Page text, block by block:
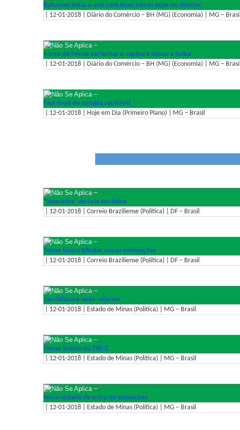
Bahamas inicia o ano com duas novas lojas no interior
| 12-01-2018 | Diário do Comércio – BH (MG) (Economia) | MG – Brasil
–
Forno de Minas vai fechar o capital e deixar a bolsa
| 12-01-2018 | Diário do Comércio – BH (MG) (Economia) | MG – Brasil
–
Fast-food de comida saudável
| 12-01-2018 | Hoje em Dia (Primeiro Plano) | MG – Brasil
–
"Vaquinha" de Lula em baixa
| 12-01-2018 | Correio Braziliense (Política) | DF – Brasil
–
Temer busca blindar novas nomeações
| 12-01-2018 | Correio Braziliense (Política) | DF – Brasil
–
Candidatura após reforma
| 12-01-2018 | Estado de Minas (Política) | MG – Brasil
–
Temer insiste no TRF-2
| 12-01-2018 | Estado de Minas (Política) | MG – Brasil
–
Nova rodada de troca de acusações
| 12-01-2018 | Estado de Minas (Política) | MG – Brasil